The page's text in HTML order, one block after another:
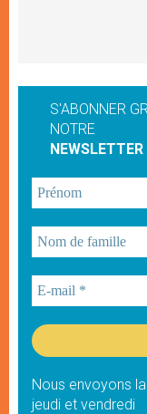
S'ABONNER
NOTRE
Nous envoyons
jeudi et vendredi